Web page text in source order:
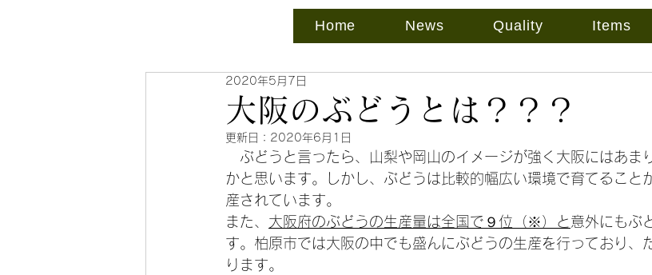
Home News Quality Items
大阪のぶどうとは？？？
2020年5月7日
更新日： 2020年6月1日
ぶどうと言ったら、山梨や岡山のイメージが強く大阪にはあま
かと思います。しかし、ぶどうは比較的幅広い環境で育てること
産されています。
また、 大阪府のぶどうの生産量は全国で９位（※）と 意外にもぶ
す。柏原市では大阪の中でも盛んにぶどうの生産を行っており、
ります。